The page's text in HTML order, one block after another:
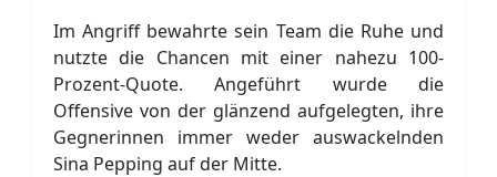
Im Angriff bewahrte sein Team die Ruhe und
nutzte die Chancen mit einer nahezu 100-
Prozent-Quote. Angeführt wurde die
Offensive von der glänzend aufgelegten, ihre
Gegnerinnen immer weder auswackelnden
Sina Pepping auf der Mitte.